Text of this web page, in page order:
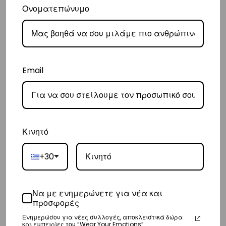
– Τα έξοδα αποστολής για όλο την Ευρώπη είναι στα€25.
– Η συνεργαζόμενη εταιρεία ταχυμεταφορών,DHL, θα αναλάβει την
– Οι χρόνοι παράδοσης κυμαίνονται συνήθως από 3-8 εργάσιμες
ημέρες.
– Τα έξοδα αποστολής για όλο τον υπόλοιπο κόσμο είναι στα
– Η συνεργαζόμενη εταιρεία ταχυμεταφορών,
, θα αναλάβει την
παράδοσή σας.
ημέρες.
Επιστροφές
Ονοματεπώνυμο
Email
Κινητό
+30
Να με ενημερώνετε για νέα και
προσφορές
Ενημερώσου για νέες συλλογές, αποκλειστικά δώρα
και εμπειρίες του “Wear Your Emotions”.